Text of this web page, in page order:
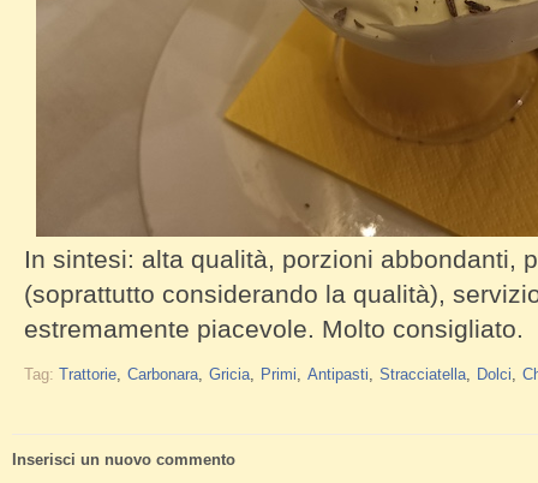
In sintesi: alta qualità, porzioni abbondanti,
(soprattutto considerando la qualità),
estremamente piacevole. Molto consigliato.
Tag: Trattorie Carbonara Gricia Primi Antipasti Stracciatella Dolci
Inserisci un nuovo commento